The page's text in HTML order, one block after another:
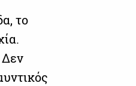
το
Δεν